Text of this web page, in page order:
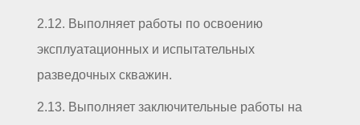
2.12. Выполняет работы по освоению
эксплуатационных и испытательных
разведочных скважин.
2.13. Выполняет заключительные работы на